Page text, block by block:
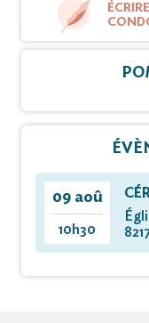
09 aoû
10h30